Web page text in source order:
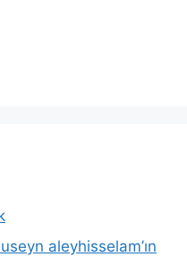
aleyhisselam’ın